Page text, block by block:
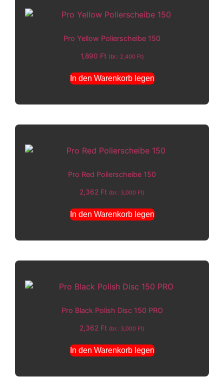
Pro Yellow Polierscheibe 150
1,890 Ft (br.: 2,400 Ft)
In den Warenkorb legen
Pro Red Polierscheibe 150
2,362 Ft (br.: 3,000 Ft)
In den Warenkorb legen
Pro Black Polish Disc 150 PRO
2,362 Ft (br.: 3,000 Ft)
In den Warenkorb legen